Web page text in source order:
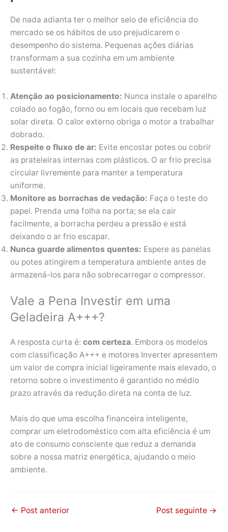
De nada adianta ter o melhor selo de eficiência do
mercado se os hábitos de uso prejudicarem o
desempenho do sistema. Pequenas ações diárias
transformam a sua cozinha em um ambiente
sustentável:
Atenção ao posicionamento: Nunca instale o aparelho
colado ao fogão, forno ou em locais que recebam luz
solar direta. O calor externo obriga o motor a trabalhar
dobrado.
Respeite o fluxo de ar: Evite encostar potes ou cobrir
as prateleiras internas com plásticos. O ar frio precisa
circular livremente para manter a temperatura
uniforme.
Monitore as borrachas de vedação: Faça o teste do
papel. Prenda uma folha na porta; se ela cair
facilmente, a borracha perdeu a pressão e está
deixando o ar frio escapar.
Nunca guarde alimentos quentes: Espere as panelas
ou potes atingirem a temperatura ambiente antes de
armazená-los para não sobrecarregar o compressor.
Vale a Pena Investir em uma
Geladeira A+++?
A resposta curta é: com certeza. Embora os modelos
com classificação A+++ e motores Inverter apresentem
um valor de compra inicial ligeiramente mais elevado, o
retorno sobre o investimento é garantido no médio
prazo através da redução direta na conta de luz.
Mais do que uma escolha financeira inteligente,
comprar um eletrodoméstico com alta eficiência é um
ato de consumo consciente que reduz a demanda
sobre a nossa matriz energética, ajudando o meio
ambiente.
← Post anterior Post seguinte →